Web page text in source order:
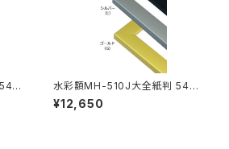
水彩額MH-510J大全紙判 544×
726ミリ
¥12,650